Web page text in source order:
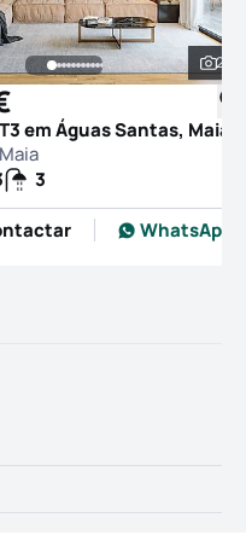
24
em Águas Santas, Maia
3
WhatsApp